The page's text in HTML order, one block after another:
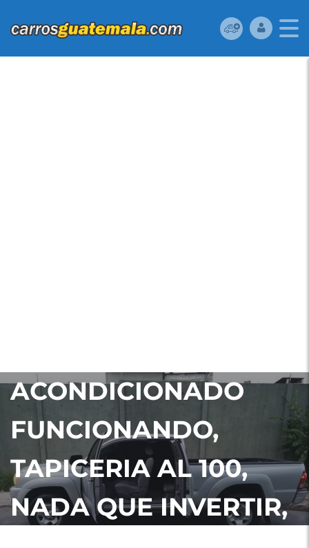
ACONDICIONADO
FUNCIONANDO,
TAPICERIA AL 100,
NADA QUE INVERTIR,